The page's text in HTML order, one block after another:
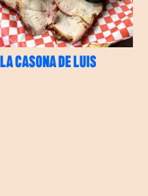
LA CASONA DE LUIS